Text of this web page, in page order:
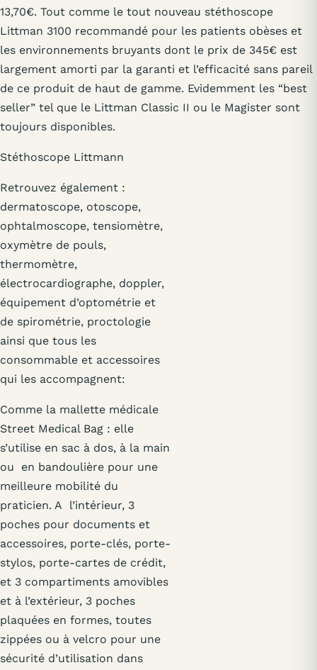
13,70€. Tout comme le tout nouveau stéthoscope
Littman 3100 recommandé pour les patients obèses et
les environnements bruyants dont le prix de 345€ est
largement amorti par la garanti et l’efficacité sans pareil
de ce produit de haut de gamme. Evidemment les “best
seller” tel que le Littman Classic II ou le Magister sont
toujours disponibles.
Stéthoscope Littmann
Retrouvez également :
dermatoscope, otoscope,
ophtalmoscope, tensiomètre,
oxymètre de pouls,
thermomètre,
électrocardiographe, doppler,
équipement d’optométrie et
de spirométrie, proctologie
ainsi que tous les
consommable et accessoires
qui les accompagnent:
Comme la mallette médicale
Street Medical Bag : elle
s’utilise en sac à dos, à la main
ou en bandoulière pour une
meilleure mobilité du
praticien. A l’intérieur, 3
poches pour documents et
accessoires, porte-clés, porte-
stylos, porte-cartes de crédit,
et 3 compartiments amovibles
et à l’extérieur, 3 poches
plaquées en formes, toutes
zippées ou à velcro pour une
sécurité d’utilisation dans